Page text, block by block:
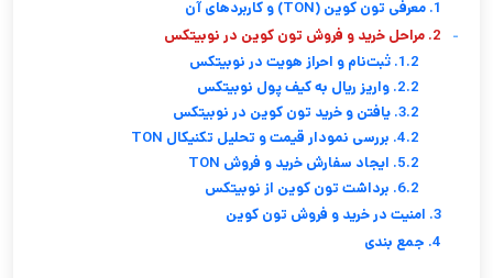
1. معرفی تون کوین (TON) و کاربردهای آن
2. مراحل خرید و فروش تون کوین در نوبیتکس
-
1.2. ثبت‌نام و احراز هویت در نوبیتکس
2.2. واریز ریال به کیف پول نوبیتکس
3.2. یافتن و خرید تون کوین در نوبیتکس
4.2. بررسی نمودار قیمت و تحلیل تکنیکال TON
5.2. ایجاد سفارش خرید و فروش TON
6.2. برداشت تون کوین از نوبیتکس
3. امنیت در خرید و فروش تون کوین
4. جمع بندی